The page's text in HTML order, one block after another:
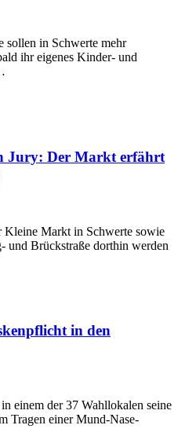
sollen in Schwerte mehr
ihr eigenes Kinder- und
Jury: Der Markt erfährt
Kleine Markt in Schwerte sowie
und Brückstraße dorthin werden
in den
einem der 37 Wahllokalen seine
Tragen einer Mund-Nase-